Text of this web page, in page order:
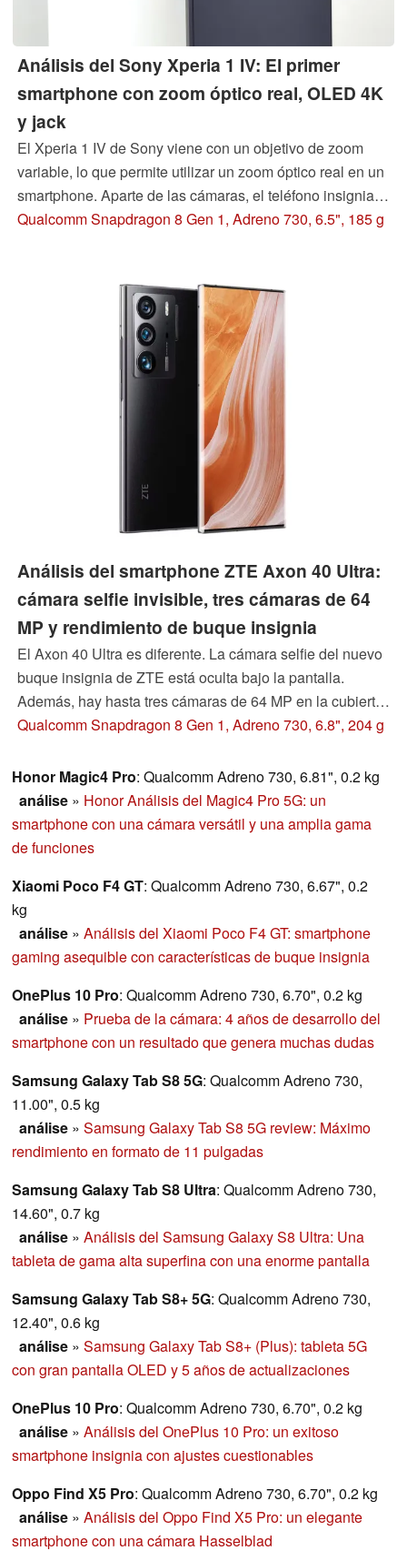
Análisis del Sony Xperia 1 IV: El primer
smartphone con zoom óptico real, OLED 4K
y jack
El Xperia 1 IV de Sony viene con un objetivo de zoom
variable, lo que permite utilizar un zoom óptico real en un
smartphone. Aparte de las cámaras, el teléfono insignia
presenta otras características inusuales como un LED de
Qualcomm Snapdragon 8 Gen 1, Adreno 730, 6.5", 185 g
Análisis del smartphone ZTE Axon 40 Ultra:
cámara selfie invisible, tres cámaras de 64
MP y rendimiento de buque insignia
El Axon 40 Ultra es diferente. La cámara selfie del nuevo
buque insignia de ZTE está oculta bajo la pantalla.
Además, hay hasta tres cámaras de 64 MP en la cubierta
trasera de cristal del teléfono, incluyendo un teleobjetivo
gama alta, como la pantalla AMOLED de 120 Hz y el
Snapdragon 8 Gen 1, parecen casi pedestres en
comparación
Qualcomm Snapdragon 8 Gen 1, Adreno 730, 6.8", 204 g
Honor Magic4 Pro: Qualcomm Adreno 730, 6.81", 0.2 kg
análise » Honor Análisis del Magic4 Pro 5G: un
smartphone con una cámara versátil y una amplia gama
de funciones
Xiaomi Poco F4 GT: Qualcomm Adreno 730, 6.67", 0.2
kg
análise » Análisis del Xiaomi Poco F4 GT: smartphone
gaming asequible con características de buque insignia
OnePlus 10 Pro: Qualcomm Adreno 730, 6.70", 0.2 kg
análise » Prueba de la cámara: 4 años de desarrollo del
smartphone con un resultado que genera muchas dudas
Samsung Galaxy Tab S8 5G: Qualcomm Adreno 730,
11.00", 0.5 kg
análise » Samsung Galaxy Tab S8 5G review: Máximo
rendimiento en formato de 11 pulgadas
Samsung Galaxy Tab S8 Ultra: Qualcomm Adreno 730,
14.60", 0.7 kg
análise » Análisis del Samsung Galaxy S8 Ultra: Una
tableta de gama alta superfina con una enorme pantalla
Samsung Galaxy Tab S8+ 5G: Qualcomm Adreno 730,
12.40", 0.6 kg
análise » Samsung Galaxy Tab S8+ (Plus): tableta 5G
con gran pantalla OLED y 5 años de actualizaciones
OnePlus 10 Pro: Qualcomm Adreno 730, 6.70", 0.2 kg
análise » Análisis del OnePlus 10 Pro: un exitoso
smartphone insignia con ajustes cuestionables
Oppo Find X5 Pro: Qualcomm Adreno 730, 6.70", 0.2 kg
análise » Análisis del Oppo Find X5 Pro: un elegante
smartphone con una cámara Hasselblad